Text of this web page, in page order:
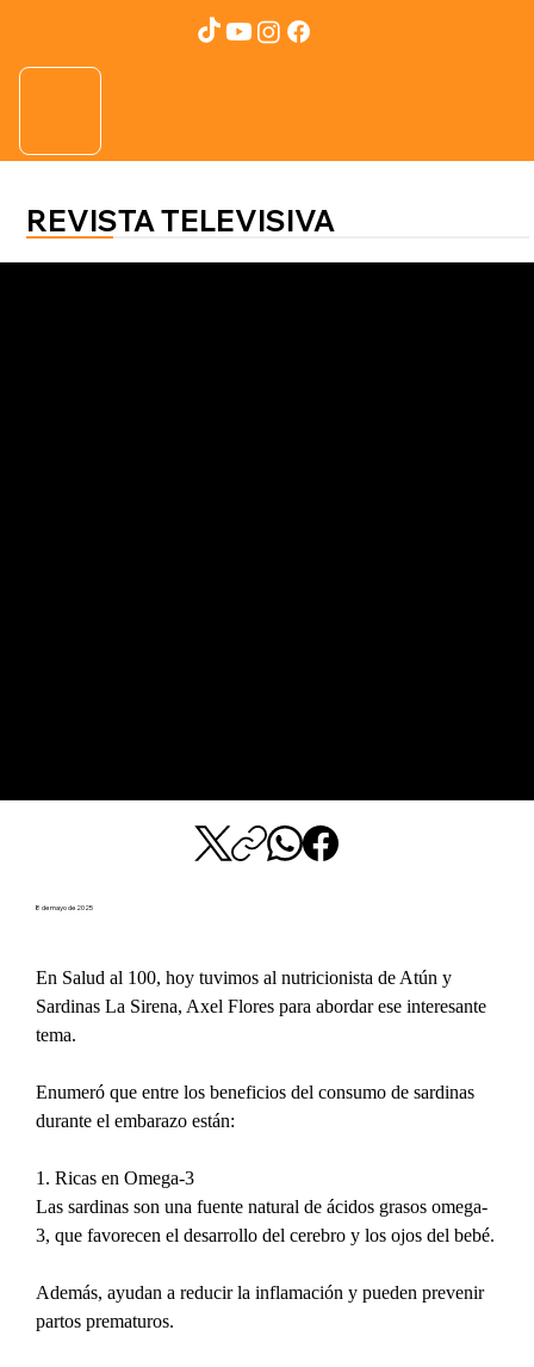
REVISTA TELEVISIVA
8 de mayo de 2025
En Salud al 100, hoy tuvimos al nutricionista de Atún y
Sardinas La Sirena, Axel Flores para abordar ese interesante
tema.
Enumeró que entre los beneficios del consumo de sardinas
durante el embarazo están:
1. Ricas en Omega-3
Las sardinas son una fuente natural de ácidos grasos omega-
3, que favorecen el desarrollo del cerebro y los ojos del bebé.
Además, ayudan a reducir la inflamación y pueden prevenir
partos prematuros.